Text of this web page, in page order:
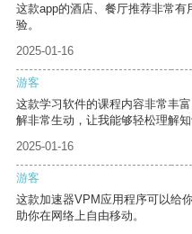
这款app的酒店、餐厅推荐非常
验。
2025-01-16
游客
这款学习软件的课程内容非常丰
解非常生动，让我能够轻松理解知
2025-01-16
游客
这款加速器VPM应用程序可以给
助你在网络上自由移动。